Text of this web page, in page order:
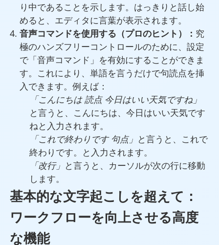
り中であることを示します。はっきりと話し始
めると、エディタに言葉が表示されます。
音声コマンドを使用する（プロのヒント）： 究
極のハンズフリーコントロールのために、設定
で「音声コマンド」を有効にすることができま
す。これにより、単語を言うだけで句読点を挿
入できます。例えば：
「こんにちは 読点 今日はいい天気ですね」
と言うと、
こんにちは、今日はいい天気です
ねと入力されます。
「これで終わりです 句点」 と言うと、
これで
終わりです。
と入力されます。
「改行」 と言うと、カーソルが次の行に移動
します。
基本的な文字起こしを超えて：
ワークフローを向上させる高度
な機能